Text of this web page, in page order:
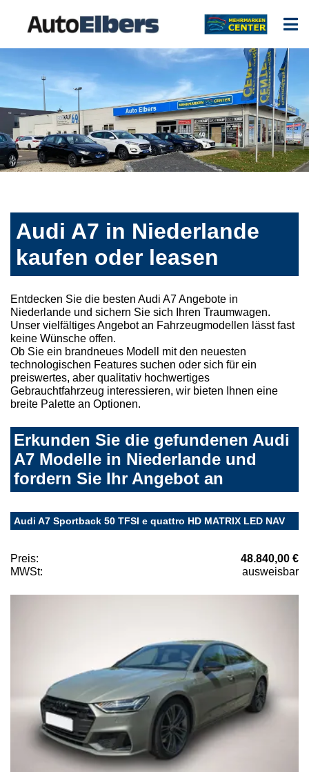
Audi A7 in Niederlande
kaufen oder leasen
Entdecken Sie die besten Audi A7 Angebote in
Niederlande und sichern Sie sich Ihren Traumwagen.
Unser vielfältiges Angebot an Fahrzeugmodellen lässt fast
keine Wünsche offen.
Ob Sie ein brandneues Modell mit den neuesten
technologischen Features suchen oder sich für ein
preiswertes, aber qualitativ hochwertiges
Gebrauchtfahrzeug interessieren, wir bieten Ihnen eine
breite Palette an Optionen.
Erkunden Sie die gefundenen Audi
A7 Modelle in Niederlande und
fordern Sie Ihr Angebot an
Audi A7 Sportback 50 TFSI e quattro HD MATRIX LED NAV
Preis:
48.840,00 €
MWSt:
ausweisbar